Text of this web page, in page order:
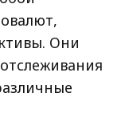
Они